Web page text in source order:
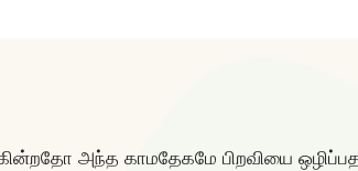
அந்த காமதேகமே பிறவியை